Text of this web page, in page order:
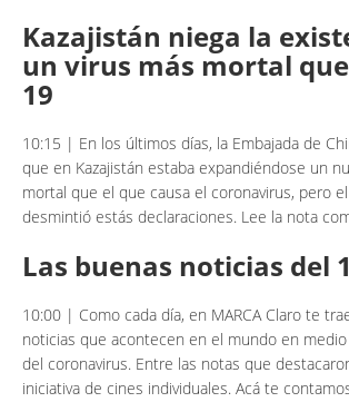
Kazajistán niega la
un virus más mortal
19
10:15 | En los últimos días, la Embajada de
que en Kazajistán estaba expandiéndose un
mortal que el que causa el coronavirus, pero
desmintió estás declaraciones. Lee la nota
Las buenas noticias del
10:00 | Como cada día, en MARCA Claro te
noticias que acontecen en el mundo en
del coronavirus. Entre las notas que
iniciativa de cines individuales. Acá te